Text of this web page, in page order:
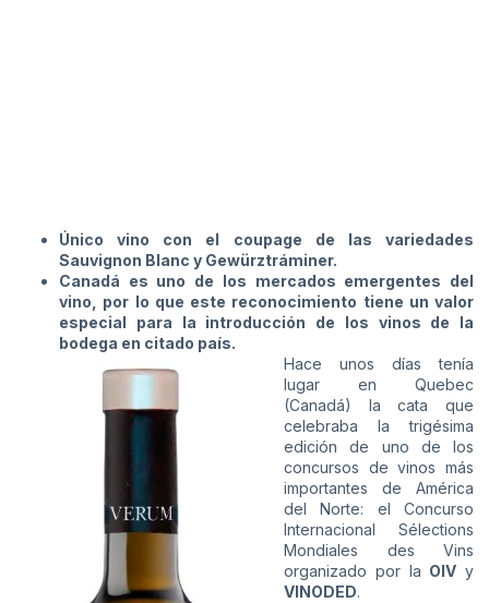
Único vino con el coupage de las variedades
Sauvignon Blanc y Gewürztráminer.
Canadá es uno de los mercados emergentes del
vino, por lo que este reconocimiento tiene un valor
especial para la introducción de los vinos de la
bodega en citado país.
Hace unos días tenía
lugar en Quebec
(Canadá) la cata que
celebraba la trigésima
edición de uno de los
concursos de vinos más
importantes de América
del Norte: el Concurso
Internacional Sélections
Mondiales des Vins
organizado por la OIV y
VINODED.